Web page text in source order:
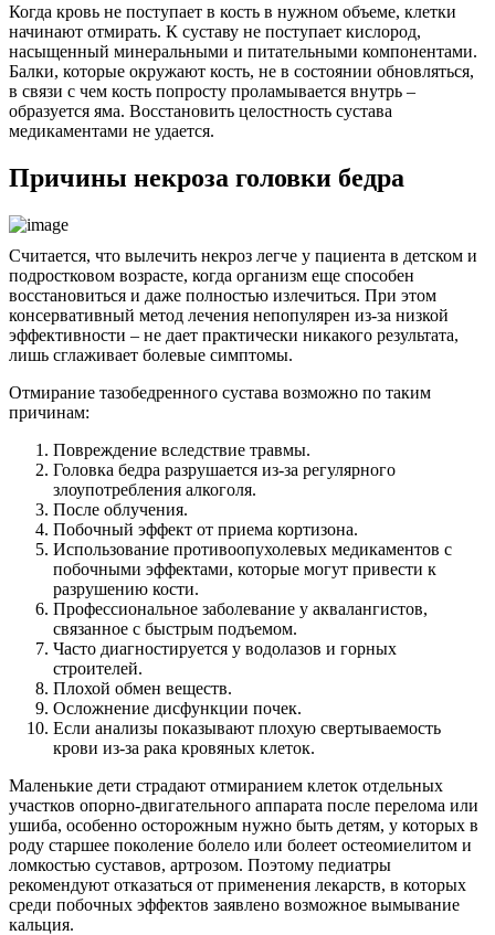
Когда кровь не поступает в кость в нужном объеме, клетки
начинают отмирать. К суставу не поступает кислород,
насыщенный минеральными и питательными компонентами.
Балки, которые окружают кость, не в состоянии обновляться,
в связи с чем кость попросту проламывается внутрь –
образуется яма. Восстановить целостность сустава
медикаментами не удается.
Причины некроза головки бедра
Считается, что вылечить некроз легче у пациента в детском и
подростковом возрасте, когда организм еще способен
восстановиться и даже полностью излечиться. При этом
консервативный метод лечения непопулярен из-за низкой
эффективности – не дает практически никакого результата,
лишь сглаживает болевые симптомы.
Отмирание тазобедренного сустава возможно по таким
причинам:
Повреждение вследствие травмы.
Головка бедра разрушается из-за регулярного
злоупотребления алкоголя.
После облучения.
Побочный эффект от приема кортизона.
Использование противоопухолевых медикаментов с
побочными эффектами, которые могут привести к
разрушению кости.
Профессиональное заболевание у аквалангистов,
связанное с быстрым подъемом.
Часто диагностируется у водолазов и горных
строителей.
Плохой обмен веществ.
Осложнение дисфункции почек.
Если анализы показывают плохую свертываемость
крови из-за рака кровяных клеток.
Маленькие дети страдают отмиранием клеток отдельных
участков опорно-двигательного аппарата после перелома или
ушиба, особенно осторожным нужно быть детям, у которых в
роду старшее поколение болело или болеет остеомиелитом и
ломкостью суставов, артрозом. Поэтому педиатры
рекомендуют отказаться от применения лекарств, в которых
среди побочных эффектов заявлено возможное вымывание
кальция.